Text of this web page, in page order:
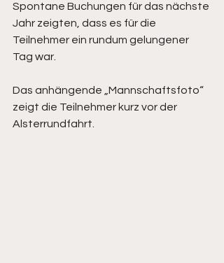
Spontane Buchungen für das nächste
Jahr zeigten, dass es für die
Teilnehmer ein rundum gelungener
Tag war.
Das anhängende „Mannschaftsfoto“
zeigt die Teilnehmer kurz vor der
Alsterrundfahrt.